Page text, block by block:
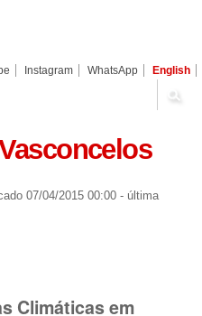
Instagram WhatsApp English
07/04/2015 00:00 - última
Climáticas em